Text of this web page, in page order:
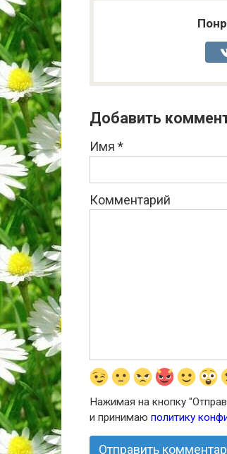
Добавить
Имя *
Комментарий
Нажимая на кнопку
и принимаю политику